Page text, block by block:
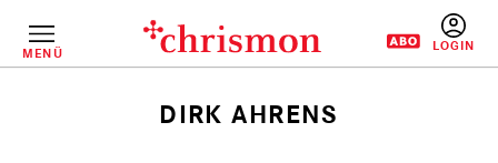
InhaltMENÜ
DIRK AHRENS